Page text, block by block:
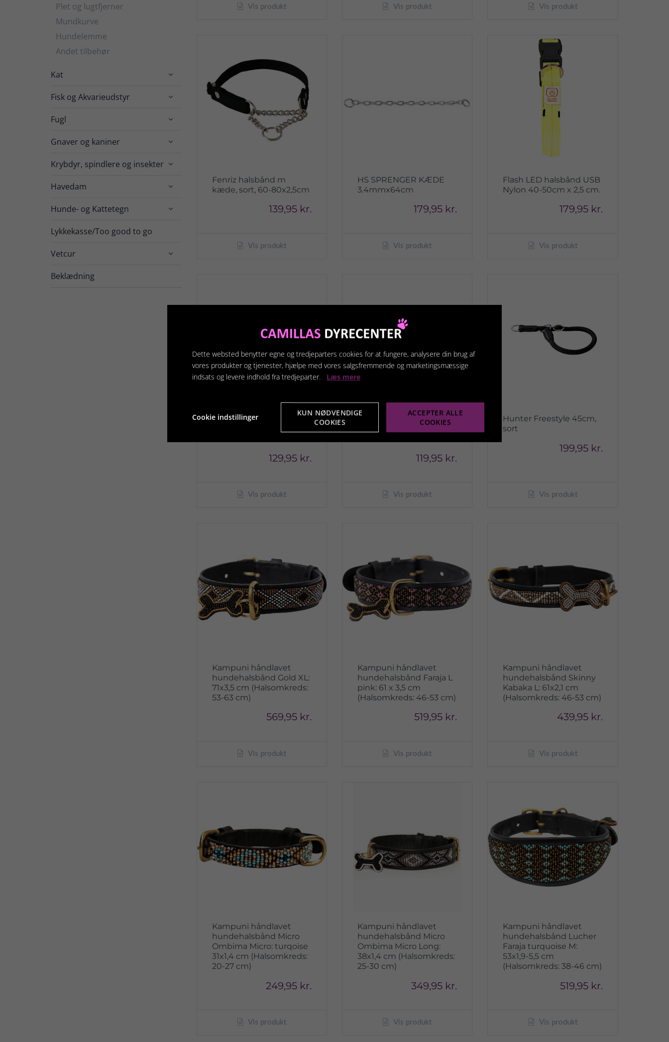
Plet og lugtfjerner
Mundkurve
Hundelemme
Andet tilbehør
Kat 
Fisk og Akvarieudstyr 
Fugl 
Gnaver og kaniner 
Krybdyr, spindlere og insekter 
Havedam 
Hunde- og Kattetegn 
Lykkekasse/Too good to go
Vetcur 
Beklædning
Vis produkt Vis produkt Vis produkt
Fenriz halsbånd m
kæde, sort, 60-80x2,5cm
139,95 kr.
Vis produkt
HS SPRENGER KÆDE
3.4mmx64cm
179,95 kr.
Vis produkt
Flash LED halsbånd USB
Nylon 40-50cm x 2,5 cm.
179,95 kr.
Vis produkt
FENRIZ HALSBÅND, 40-
129,95 kr.
Vis produkt
FENRIZ HALSBÅND, 35-
119,95 kr.
Vis produkt
Hunter Freestyle 45cm,
sort
199,95 kr.
Vis produkt
Kampuni håndlavet
hundehalsbånd Gold XL:
71x3,5 cm (Halsomkreds:
53-63 cm)
569,95 kr.
Vis produkt
Kampuni håndlavet
hundehalsbånd Faraja L
pink: 61 x 3,5 cm
(Halsomkreds: 46-53 cm)
519,95 kr.
Vis produkt
Kampuni håndlavet
hundehalsbånd Skinny
Kabaka L: 61x2,1 cm
(Halsomkreds: 46-53 cm)
439,95 kr.
Vis produkt
Kampuni håndlavet
hundehalsbånd Micro
Ombima Micro: turqoise
31x1,4 cm (Halsomkreds:
20-27 cm)
249,95 kr.
Vis produkt
Kampuni håndlavet
hundehalsbånd Micro
Ombima Micro Long:
38x1,4 cm (Halsomkreds:
25-30 cm)
349,95 kr.
Vis produkt
Kampuni håndlavet
hundehalsbånd Lucher
Faraja turquoise M:
53x1,9-5,5 cm
(Halsomkreds: 38-46 cm)
519,95 kr.
Vis produkt
Dette websted benytter egne og tredjeparters cookies for at fungere, analysere din brug af
vores produkter og tjenester, hjælpe med vores salgsfremmende og marketingsmæssige
indsats og levere indhold fra tredjeparter. Læs mere
Cookie indstillinger
KUN NØDVENDIGE
COOKIES
ACCEPTER ALLE
COOKIES